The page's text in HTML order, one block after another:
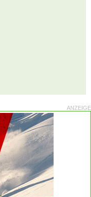
ANZEIGE